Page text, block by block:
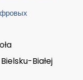
Białej